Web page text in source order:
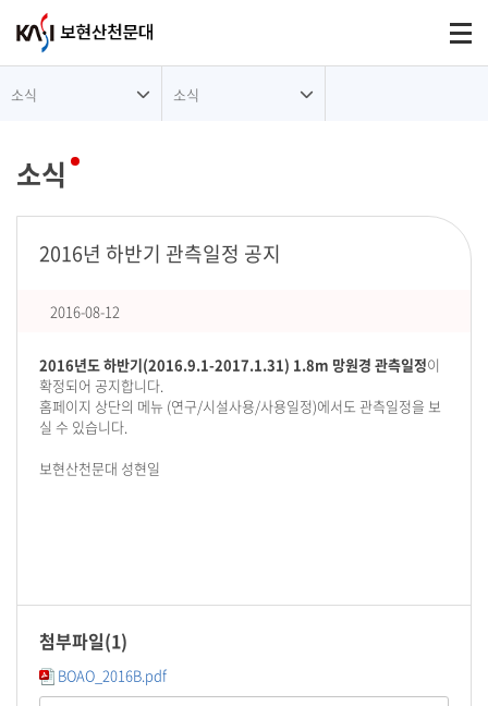
소식
소식
소식
2016년 하반기 관측일정 공지
2016-08-12
2016년도 하반기(2016.9.1-2017.1.31) 1.8m 망원경 관측일정이
확정되어 공지합니다.
홈페이지 상단의 메뉴 (연구/시설사용/사용일정)에서도 관측일정을 보
실 수 있습니다.
보현산천문대 성현일
첨부파일(1)
BOAO_2016B.pdf